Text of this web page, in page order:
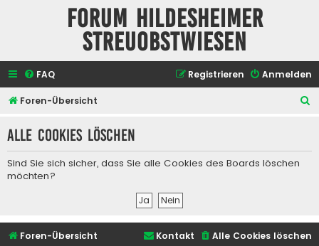
Forum Hildesheimer
Streuobstwiesen
FAQ Anmelden
Registrieren
Foren-Übersicht
h
Alle Cookies löschen
Sind Sie sich sicher, dass Sie alle Cookies des Boards löschen
möchten?
Foren-Übersicht Alle Cookies löschen
Kontakt